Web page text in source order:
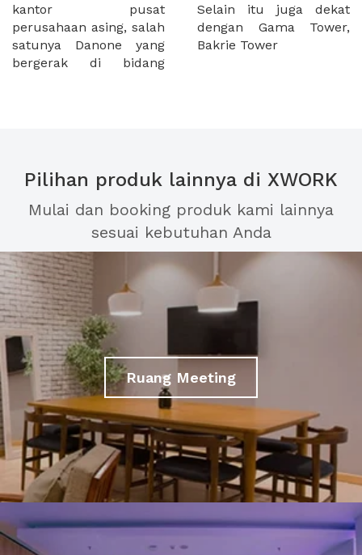
kantor pusat
perusahaan asing, salah
satunya Danone yang
bergerak di bidang
Selain itu juga dekat
dengan Gama Tower,
Bakrie Tower
Pilihan produk lainnya di XWORK
Mulai dan booking produk kami lainnya
sesuai kebutuhan Anda
Ruang Meeting